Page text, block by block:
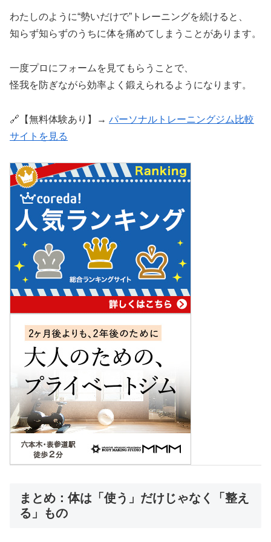
わたしのように“勢いだけで”トレーニングを続けると、
知らず知らずのうちに体を痛めてしまうことがあります。
一度プロにフォームを見てもらうことで、
怪我を防ぎながら効率よく鍛えられるようになります。
🔗【無料体験あり】→ パーソナルトレーニングジム比較
サイトを見る
まとめ：体は「使う」だけじゃなく「整え
る」もの